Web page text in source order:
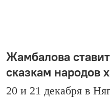
Жамбалова
сказкам народов
20 и 21 декабря в